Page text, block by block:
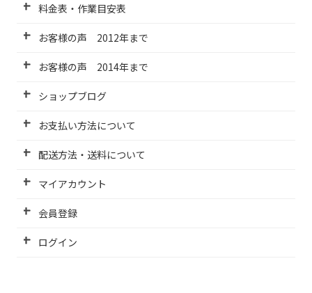
料金表・作業目安表
お客様の声 2012年まで
お客様の声 2014年まで
ショップブログ
お支払い方法について
配送方法・送料について
マイアカウント
会員登録
ログイン